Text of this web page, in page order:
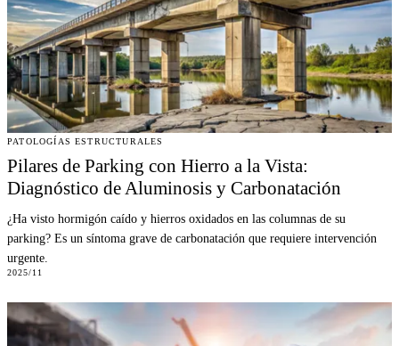
PATOLOGÍAS ESTRUCTURALES
Pilares de Parking con Hierro a la Vista:
Diagnóstico de Aluminosis y Carbonatación
¿Ha visto hormigón caído y hierros oxidados en las columnas de su
parking? Es un síntoma grave de carbonatación que requiere intervención
urgente.
2025/11